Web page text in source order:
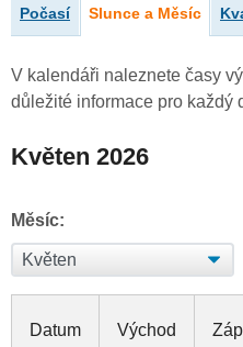
Počasí Slunce a Měsíc
V kalendáři naleznete časy
důležité informace pro každý
Květen 2026
Měsíc:
Datum Východ